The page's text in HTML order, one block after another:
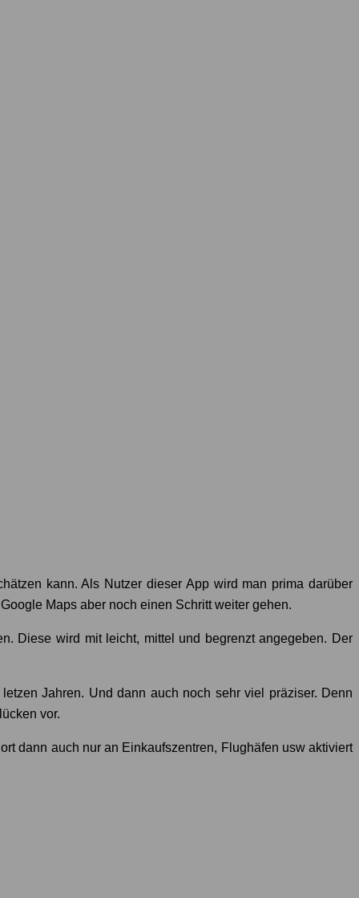
kann. Als Nutzer dieser App wird man prima darüber
Maps aber noch einen Schritt weiter gehen.
Diese wird mit leicht, mittel und begrenzt angegeben. Der
Jahren. Und dann auch noch sehr viel präziser. Denn
vor.
dann auch nur an Einkaufszentren, Flughäfen usw aktiviert